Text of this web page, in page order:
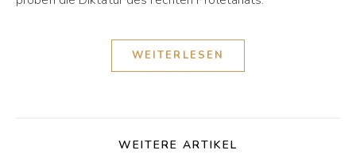
WEITERLESEN
WEITERE ARTIKEL